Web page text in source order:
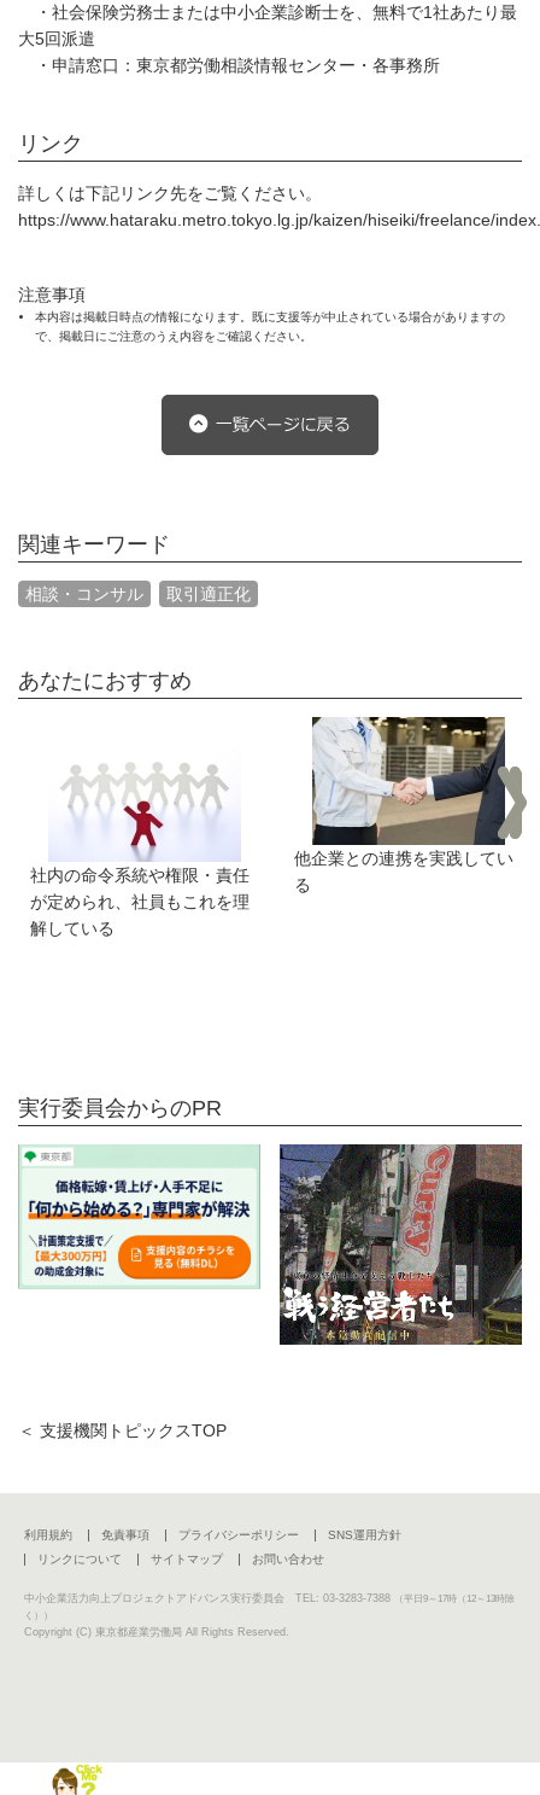
・社会保険労務士または中小企業診断士を、無料で1社あたり最
大5回派遣
・申請窓口：東京都労働相談情報センター・各事務所
リンク
詳しくは下記リンク先をご覧ください。
https://www.hataraku.metro.tokyo.lg.jp/kaizen/hiseiki/freelance/
注意事項
本内容は掲載日時点の情報になります。既に支援等が中止されている場合がありますの
で、掲載日にご注意のうえ内容をご確認ください。
関連キーワード
相談・コンサル 取引適正化
あなたにおすすめ
社内の命令系統や権限・責任
が定められ、社員もこれを理
解している
他企業との連携を実践してい
る
実行委員会からのPR
＜ 支援機関トピックスTOP
利用規約 免責事項 プライバシーポリシー
SNS運用方針
リンクについて
サイトマップ お問い合わせ
中小企業活力向上プロジェクトアドバンス実行委員会 TEL: 03-3283-7388
（平日9～17時（12～13時除
く））
Copyright (C) 東京都産業労働局 All Rights Reserved.